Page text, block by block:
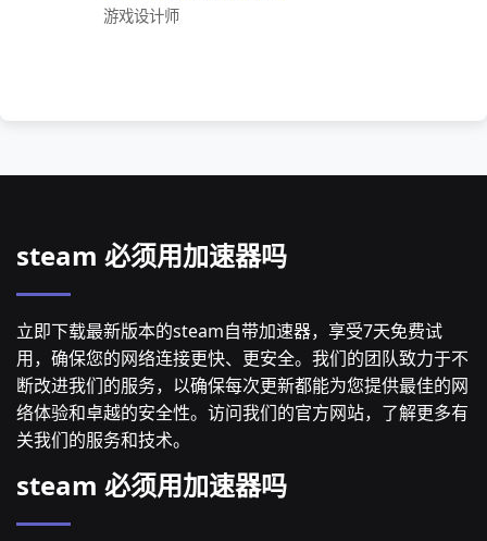
游戏设计师
steam 必须用加速器吗
立即下载最新版本的steam自带加速器，享受7天免费试
用，确保您的网络连接更快、更安全。我们的团队致力于不
断改进我们的服务，以确保每次更新都能为您提供最佳的网
络体验和卓越的安全性。访问我们的官方网站，了解更多有
关我们的服务和技术。
steam 必须用加速器吗